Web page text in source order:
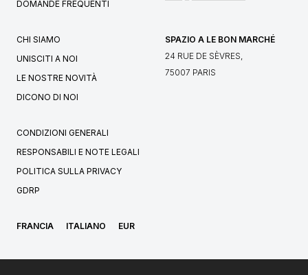
DOMANDE FREQUENTI
CHI SIAMO
UNISCITI A NOI
LE NOSTRE NOVITÀ
DICONO DI NOI
SPAZIO A LE BON MARCHÉ
24 RUE DE SÈVRES,
75007 PARIS
CONDIZIONI GENERALI
RESPONSABILI E NOTE LEGALI
POLITICA SULLA PRIVACY
GDRP
FRANCIA ITALIANO EUR